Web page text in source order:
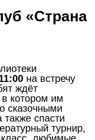
«Страна
на встречу
ждёт
котором им
сказочными
спасти
турнир,